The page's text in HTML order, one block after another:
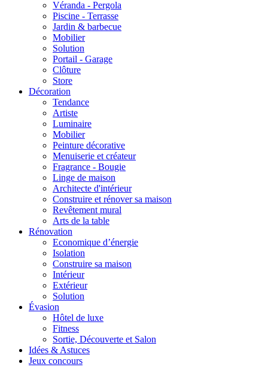
Véranda - Pergola
Piscine - Terrasse
Jardin & barbecue
Mobilier
Solution
Portail - Garage
Clôture
Store
Décoration
Tendance
Artiste
Luminaire
Mobilier
Peinture décorative
Menuiserie et créateur
Fragrance - Bougie
Linge de maison
Architecte d'intérieur
Construire et rénover sa maison
Revêtement mural
Arts de la table
Rénovation
Economique d’énergie
Isolation
Construire sa maison
Intérieur
Extérieur
Solution
Évasion
Hôtel de luxe
Fitness
Sortie, Découverte et Salon
Idées & Astuces
Jeux concours